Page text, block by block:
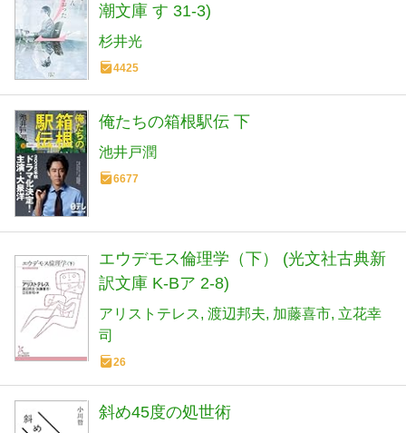
潮文庫 す 31-3)
杉井光
4425
俺たちの箱根駅伝 下
池井戸潤
6677
エウデモス倫理学（下） (光文社古典新
訳文庫 K-Bア 2-8)
アリストテレス 渡辺邦夫 加藤喜市 立花幸
司
26
斜め45度の処世術